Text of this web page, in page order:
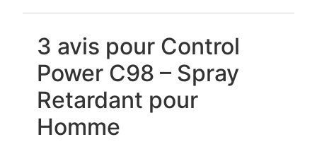
3 avis pour Control
Power C98 – Spray
Retardant pour
Homme